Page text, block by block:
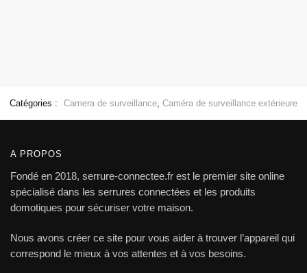
Catégories : Camera de surveillance Caméra de surveillance extérieure
A PROPOS
Fondé en 2018, serrure-connectee.fr est le premier site online
spécialisé dans les serrures connectées et les produits
domotiques pour sécuriser votre maison.
Nous avons créer ce site pour vous aider à trouver l’appareil qui
correspond le mieux à vos attentes et à vos besoins.